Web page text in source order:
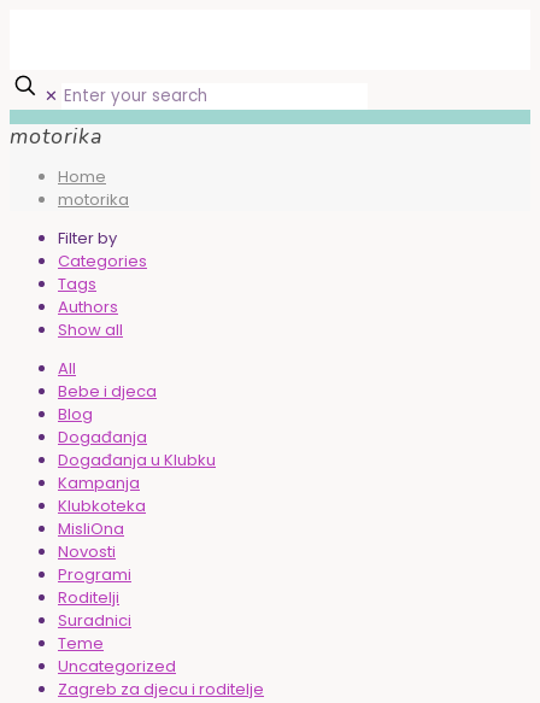
✕
motorika
Home
motorika
Filter by
Categories
Tags
Authors
Show all
All
Bebe i djeca
Blog
Događanja
Događanja u Klubku
Kampanja
Klubkoteka
MisliOna
Novosti
Programi
Roditelji
Suradnici
Teme
Uncategorized
Zagreb za djecu i roditelje